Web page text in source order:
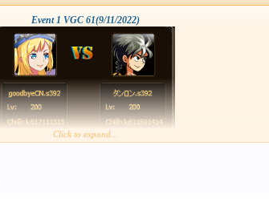
Event 1 VGC 61(9/11/2022)
Click to expand...